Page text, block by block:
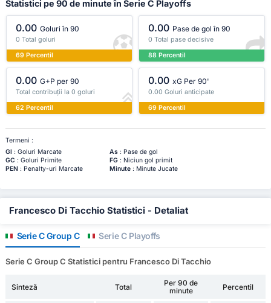
Statistici pe 90 de minute în Serie C Playoffs
0.00 Goluri în 90
0 Total goluri
69 Percentil
0.00 Pase de gol în 90
0 Total pase decisive
88 Percentil
0.00 G+P per 90
Total contribuții la 0 goluri
62 Percentil
0.00 xG Per 90'
0.00 Goluri anticipate
69 Percentil
Termeni :
Gl : Goluri Marcate As: Pase de gol
GC : Goluri Primite FG: Niciun gol primit
PEN: Penalty-uri Marcate Minute: Minute Jucate
Francesco Di Tacchio Statistici - Detaliat
Serie C Group C Serie C Playoffs
Serie C Group C Statistici pentru Francesco Di Tacchio
Sinteză Total
Per 90 de
minute
Percentil